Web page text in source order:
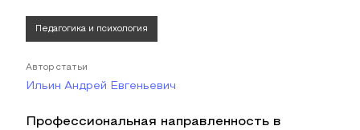
Педагогика и психология
Автор статьи
Ильин Андрей Евгеньевич
Профессиональная направленность в